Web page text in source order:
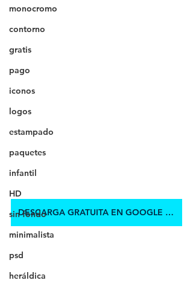
monocromo
contorno
gratis
pago
iconos
logos
estampado
paquetes
infantil
HD
sin fondo
minimalista
psd
heráldica
DESCARGA GRATUITA EN GOOGLE DRIVE